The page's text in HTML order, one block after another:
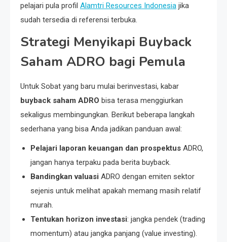
pelajari pula profil Alamtri Resources Indonesia jika
sudah tersedia di referensi terbuka.
Strategi Menyikapi Buyback
Saham ADRO bagi Pemula
Untuk Sobat yang baru mulai berinvestasi, kabar
buyback saham ADRO bisa terasa menggiurkan
sekaligus membingungkan. Berikut beberapa langkah
sederhana yang bisa Anda jadikan panduan awal:
Pelajari laporan keuangan dan prospektus ADRO,
jangan hanya terpaku pada berita buyback.
Bandingkan valuasi ADRO dengan emiten sektor
sejenis untuk melihat apakah memang masih relatif
murah.
Tentukan horizon investasi: jangka pendek (trading
momentum) atau jangka panjang (value investing).